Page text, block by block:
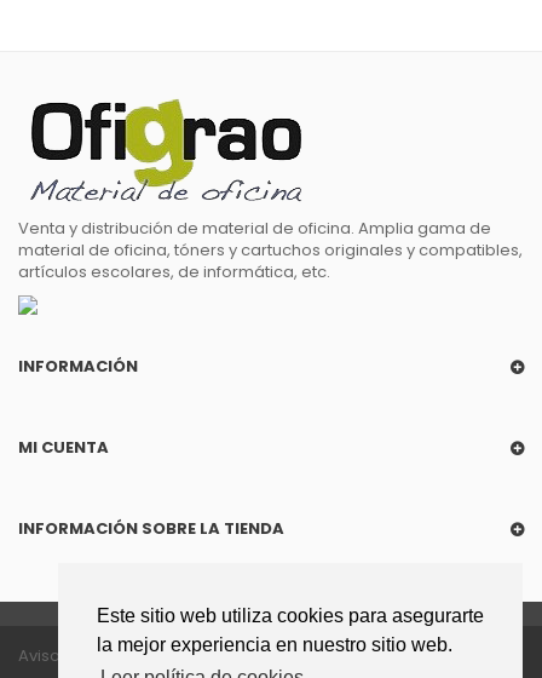
Este sitio web utiliza cookies para asegurarte
la mejor experiencia en nuestro sitio web.
Venta y distribución de material de oficina. Amplia gama de
material de oficina, tóners y cartuchos originales y compatibles,
artículos escolares, de informática, etc.
INFORMACIÓN
MI CUENTA
INFORMACIÓN SOBRE LA TIENDA
Aviso legal
Política de privacidad